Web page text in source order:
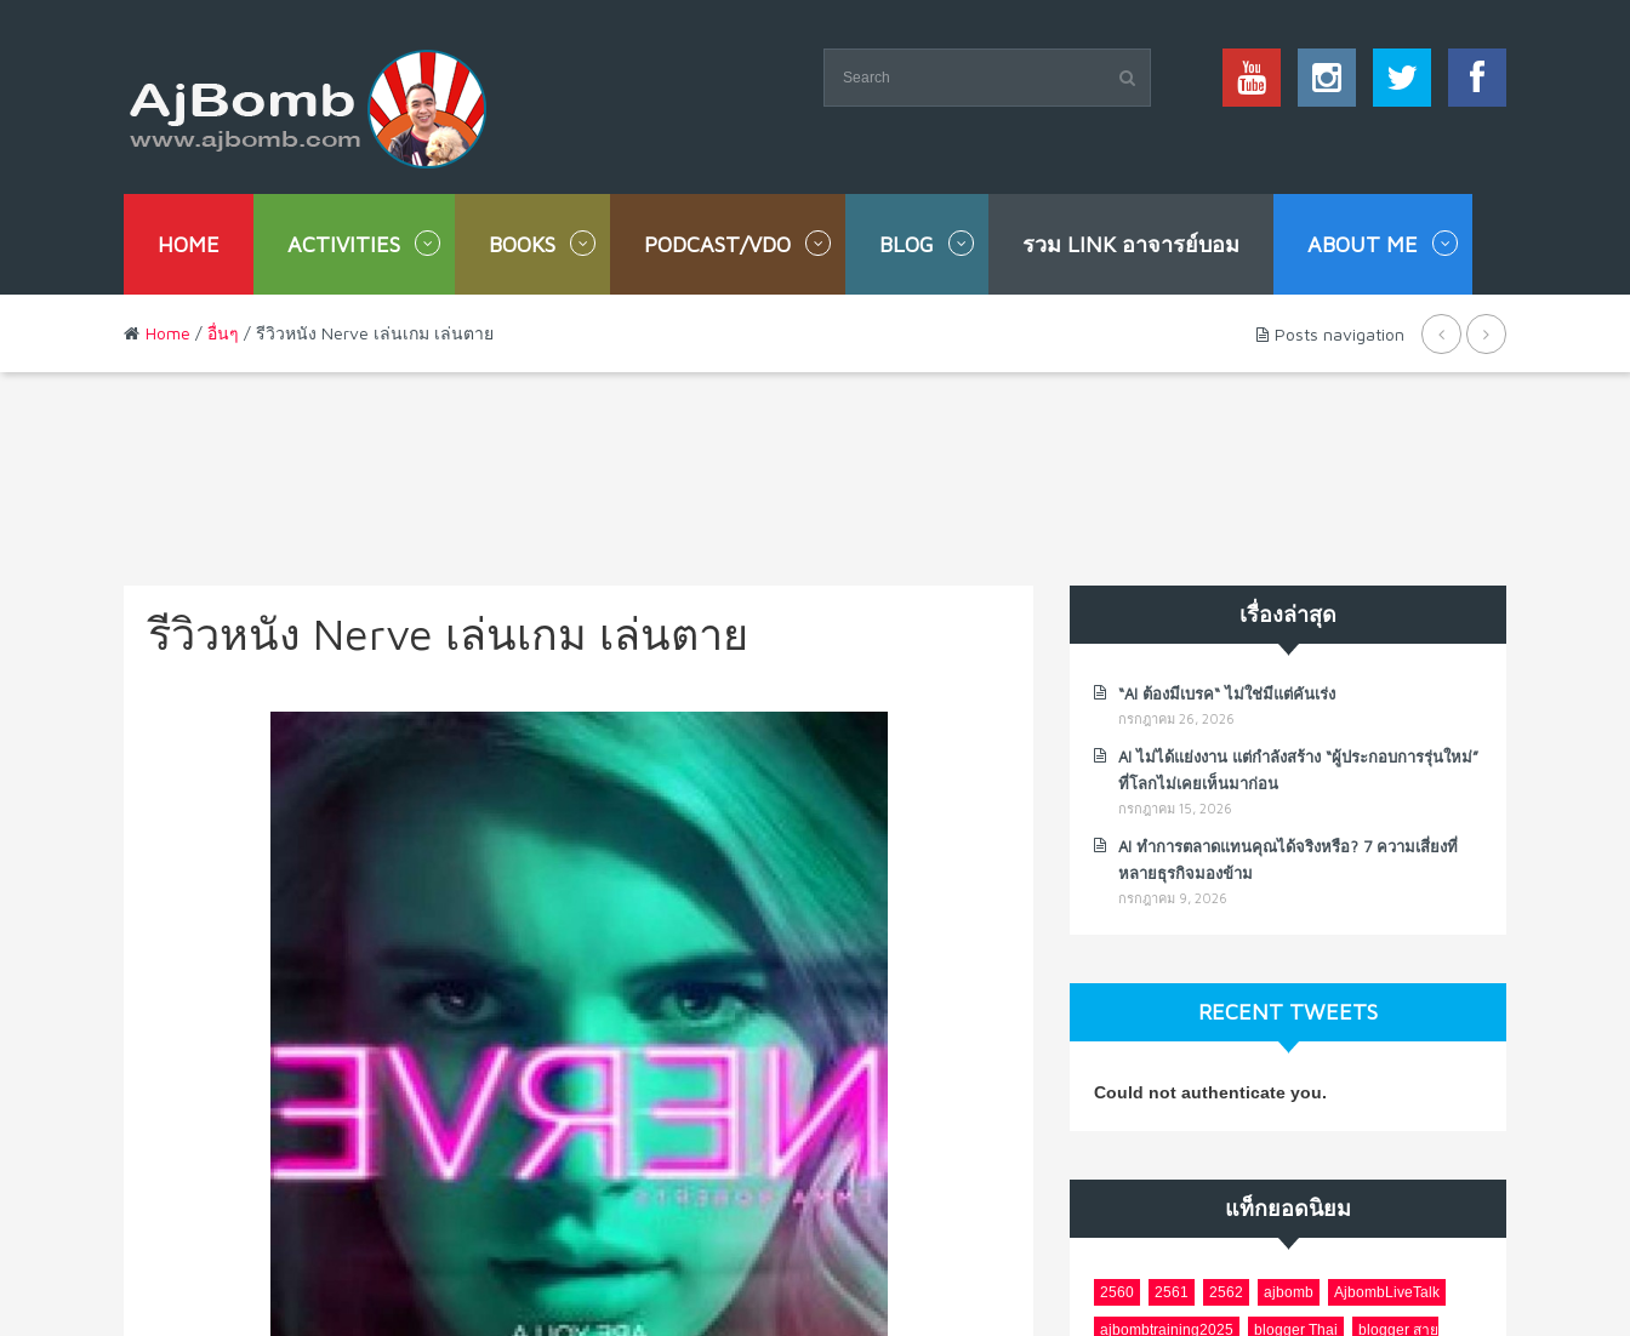
HOME ACTIVITIES BOOKS PODCAST/VDO BLOG รวม LINK อาจารย์บอม ABOUT ME
Home / อื่นๆ / รีวิวหนัง Nerve เล่นเกม เล่นตาย Posts navigation
รีวิวหนัง Nerve เล่นเกม เล่นตาย เรื่องล่าสุด
“AI ต้องมีเบรค“ ไม่ใช่มีแต่คันเร่ง
กรกฎาคม 26, 2026
AI ไม่ได้แย่งงาน แต่กำลังสร้าง “ผู้ประกอบการรุ่นใหม่”
ที่โลกไม่เคยเห็นมาก่อน
กรกฎาคม 15, 2026
AI ทำการตลาดแทนคุณได้จริงหรือ? 7 ความเสี่ยงที่
หลายธุรกิจมองข้าม
กรกฎาคม 9, 2026
RECENT TWEETS
Could not authenticate you.
แท็กยอดนิยม
2560 2561 2562 ajbomb AjbombLiveTalk
ajbombtraining2025 blogger Thai blogger สาย